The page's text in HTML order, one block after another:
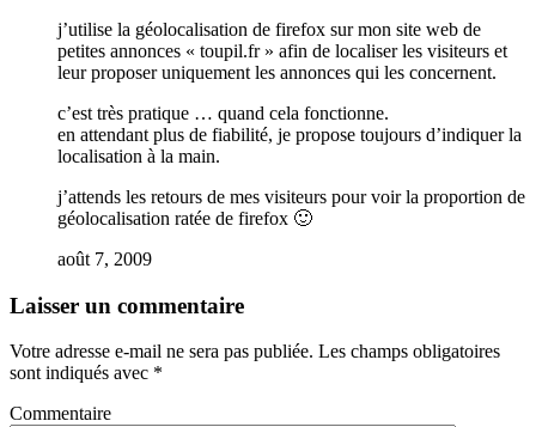
j’utilise la géolocalisation de firefox sur mon site web de
petites annonces « toupil.fr » afin de localiser les visiteurs et
leur proposer uniquement les annonces qui les concernent.
c’est très pratique … quand cela fonctionne.
en attendant plus de fiabilité, je propose toujours d’indiquer la
localisation à la main.
j’attends les retours de mes visiteurs pour voir la proportion de
géolocalisation ratée de firefox 🙂
août 7, 2009
Laisser un commentaire
Votre adresse e-mail ne sera pas publiée. Les champs obligatoires
sont indiqués avec *
Commentaire